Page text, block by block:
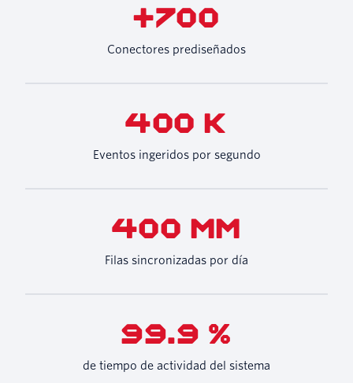
+700
Conectores prediseñados
400 K
Eventos ingeridos por segundo
400 MM
Filas sincronizadas por día
99.9 %
de tiempo de actividad del sistema